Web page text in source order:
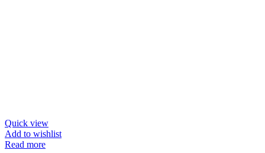
Quick view
Add to wishlist
Read more